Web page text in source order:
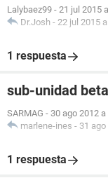
Lalybaez99 - 21 jul 2015
Dr.Josh - 22 jul 2015
1 respuesta
sub-unidad
SARMAG - 30 ago 2012
marlene-ines - 31
1 respuesta